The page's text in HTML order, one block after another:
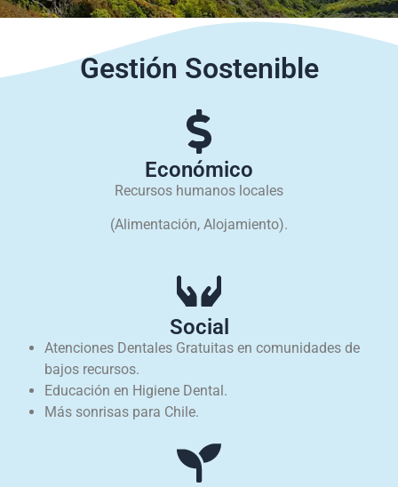
Gestión Sostenible
Económico
Recursos humanos locales
(Alimentación, Alojamiento).
Social
Atenciones Dentales Gratuitas en comunidades de
bajos recursos.
Educación en Higiene Dental.
Más sonrisas para Chile.